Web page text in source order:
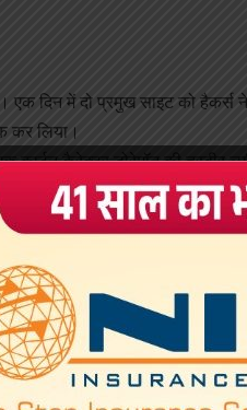
एक दिन में दो प्रमुख साइट को
कर लिया।
कैरेक्टर डोरेमॉन की तस्वीर
स्ट्यूपीड’ (I.M. STEWPEED)
दूसरी ओर आधार की साइट को भी
कार्ड
है। कुछ दिनों पहले भारतीय विशिष्ट
(चेहरा पहचानने) पर काम कर
गया है।
की कथित तौर पर हैकिंग की